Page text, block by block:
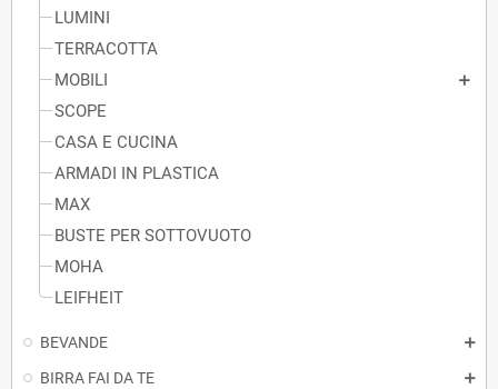
LUMINI
TERRACOTTA
MOBILI
SCOPE
CASA E CUCINA
ARMADI IN PLASTICA
MAX
BUSTE PER SOTTOVUOTO
MOHA
LEIFHEIT
BEVANDE
BIRRA FAI DA TE